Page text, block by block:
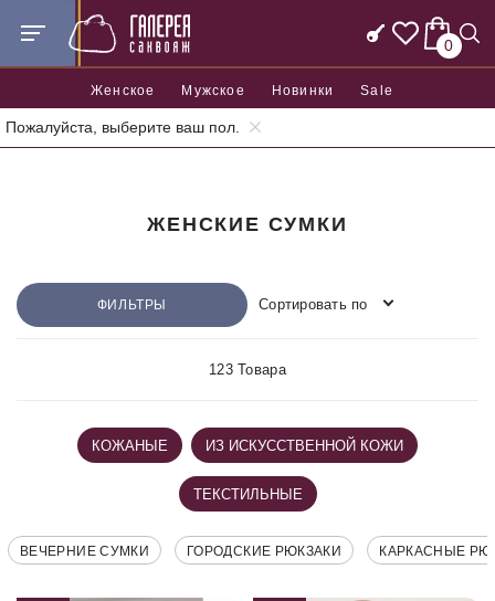
0
Женское Мужское Новинки Sale
Пожалуйста, выберите ваш пол.
Главная Женские сумки
ЖЕНСКИЕ СУМКИ
ФИЛЬТРЫ Сортировать по
123 Товара
КОЖАНЫЕ ИЗ ИСКУССТВЕННОЙ КОЖИ
ТЕКСТИЛЬНЫЕ
ВЕЧЕРНИЕ СУМКИ ГОРОДСКИЕ РЮКЗАКИ КАРКАСНЫЕ